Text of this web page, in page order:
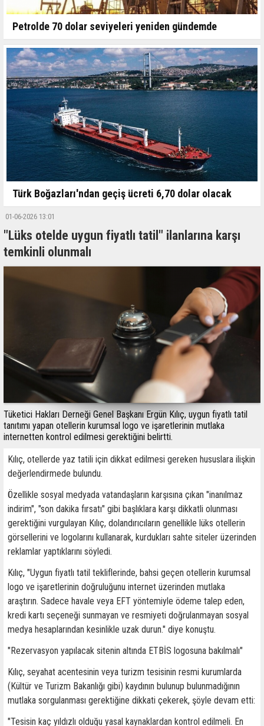
Petrolde 70 dolar seviyeleri yeniden gündemde
Türk Boğazları'ndan geçiş ücreti 6,70 dolar olacak
01-06-2026 13:01
"Lüks otelde uygun fiyatlı tatil" ilanlarına karşı
temkinli olunmalı
Tüketici Hakları Derneği Genel Başkanı Ergün Kılıç, uygun fiyatlı tatil
tanıtımı yapan otellerin kurumsal logo ve işaretlerinin mutlaka
internetten kontrol edilmesi gerektiğini belirtti.
Kılıç, otellerde yaz tatili için dikkat edilmesi gereken hususlara ilişkin
değerlendirmede bulundu.
Özellikle sosyal medyada vatandaşların karşısına çıkan "inanılmaz
indirim", "son dakika fırsatı" gibi başlıklara karşı dikkatli olunması
gerektiğini vurgulayan Kılıç, dolandırıcıların genellikle lüks otellerin
görsellerini ve logolarını kullanarak, kurdukları sahte siteler üzerinden
reklamlar yaptıklarını söyledi.
Kılıç, "Uygun fiyatlı tatil tekliflerinde, bahsi geçen otellerin kurumsal
logo ve işaretlerinin doğruluğunu internet üzerinden mutlaka
araştırın. Sadece havale veya EFT yöntemiyle ödeme talep eden,
kredi kartı seçeneği sunmayan ve resmiyeti doğrulanmayan sosyal
medya hesaplarından kesinlikle uzak durun." diye konuştu.
"Rezervasyon yapılacak sitenin altında ETBİS logosuna bakılmalı"
Kılıç, seyahat acentesinin veya turizm tesisinin resmi kurumlarda
(Kültür ve Turizm Bakanlığı gibi) kaydının bulunup bulunmadığının
mutlaka sorgulanması gerektiğine dikkati çekerek, şöyle devam etti:
"Tesisin kaç yıldızlı olduğu yasal kaynaklardan kontrol edilmeli. En